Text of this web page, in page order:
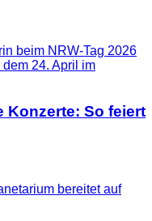
Konzerte: So feiert